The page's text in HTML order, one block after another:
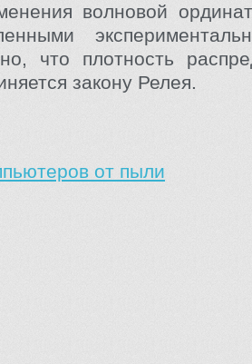
волновой
что плотность
закону Релея.
от пыли